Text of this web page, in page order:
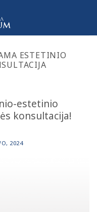
ESTETINIO
estetinio
konsultacija!
2024